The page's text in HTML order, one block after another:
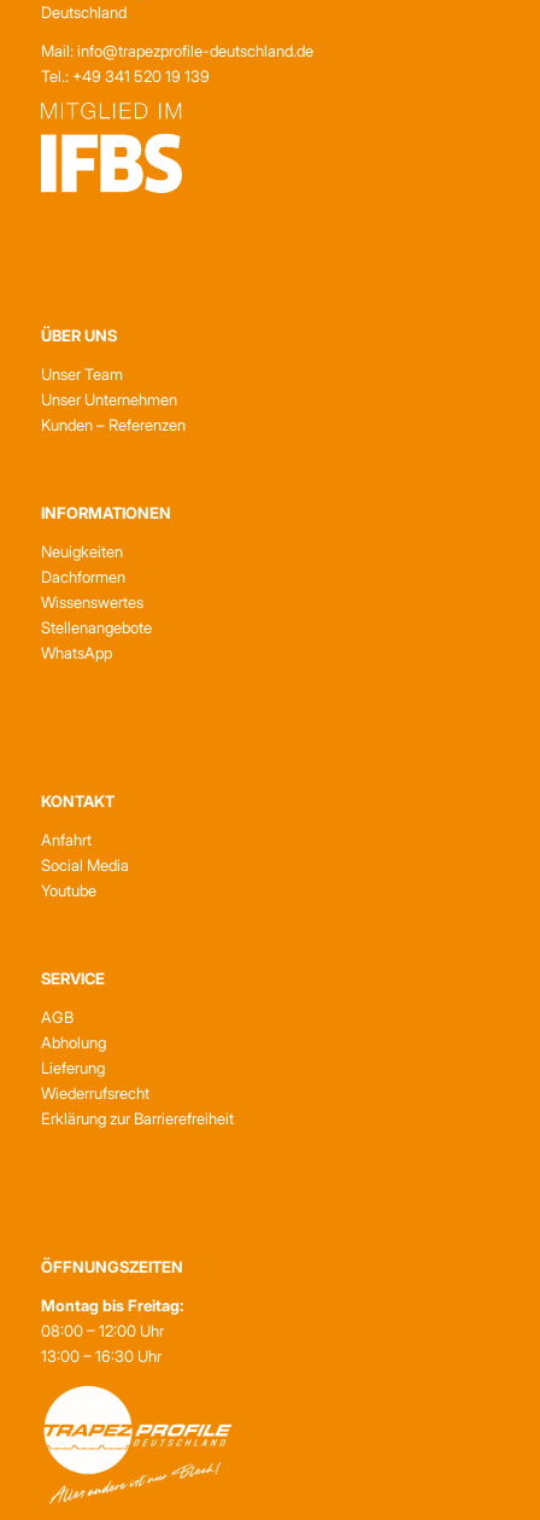
Deutschland
Mail: info@trapezprofile-deutschland.de
Tel.: +49 341 520 19 139
ÜBER UNS
Unser Team
Unser Unternehmen
Kunden – Referenzen
INFORMATIONEN
Neuigkeiten
Dachformen
Wissenswertes
Stellenangebote
WhatsApp
KONTAKT
Anfahrt
Social Media
Youtube
SERVICE
AGB
Abholung
Lieferung
Wiederrufsrecht
Erklärung zur Barrierefreiheit
ÖFFNUNGSZEITEN
Montag bis Freitag:
08:00 – 12:00 Uhr
13:00 – 16:30 Uhr